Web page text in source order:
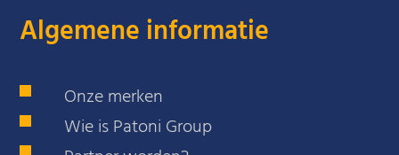
Algemene informatie
Onze merken
Wie is Patoni Group